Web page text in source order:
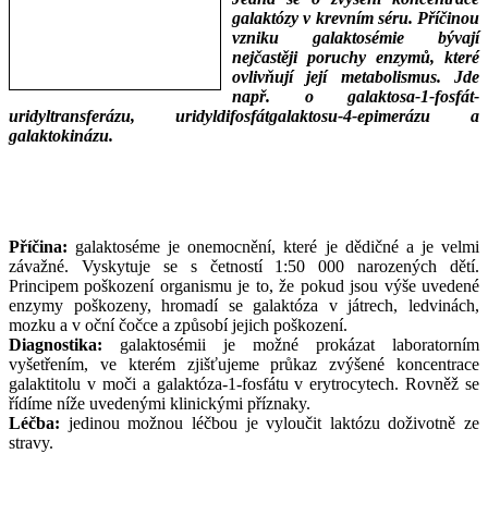
galaktózy v krevním séru. Příčinou
vzniku galaktosémie bývají
nejčastěji poruchy enzymů, které
ovlivňují její metabolismus. Jde
např. o galaktosa-1-fosfát-
uridyltransferázu, uridyldifosfátgalaktosu-4-epimerázu a
galaktokinázu.
Příčina: galaktoséme je onemocnění, které je dědičné a je velmi
závažné. Vyskytuje se s četností 1:50 000 narozených dětí.
Principem poškození organismu je to, že pokud jsou výše uvedené
enzymy poškozeny, hromadí se galaktóza v játrech, ledvinách,
mozku a v oční čočce a způsobí jejich poškození.
Diagnostika: galaktosémii je možné prokázat laboratorním
vyšetřením, ve kterém zjišťujeme průkaz zvýšené koncentrace
galaktitolu v moči a galaktóza-1-fosfátu v erytrocytech. Rovněž se
řídíme níže uvedenými klinickými příznaky.
Léčba: jedinou možnou léčbou je vyloučit laktózu doživotně ze
stravy.